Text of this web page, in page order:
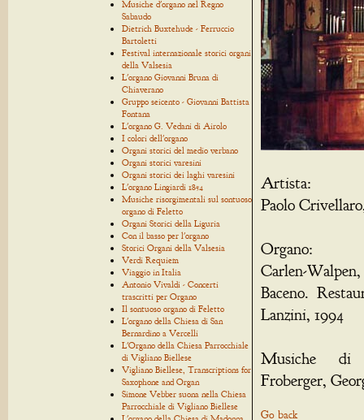
Musiche d'organo nel Regno
Sabaudo
Dietrich Buxtehude - Ferruccio
Bartoletti
Festival internazionale storici organi
della Valsesia
L'organo Giovanni Bruna di
Chiaverano
Gruppo seicento - Giovanni Battista
Fontana
L'organo G. Vedani di Airolo
I colori dell'organo
Organi storici del medio verbano
Organi storici varesini
Organi storici dei laghi varesini
L'organo Lingiardi 1854
Musiche risorgimentali sul sontuoso
organo di Feletto
Organi Storici della Liguria
Con il basso per l'organo
Storici Organi della Valsesia
Verdi Requiem
Viaggio in Italia
Antonio Vivaldi - Concerti
trascritti per Organo
Il sontuoso organo di Feletto
L'organo della Chiesa di San
Bernardino a Vercelli
L'Organo della Chiesa Parrocchiale
di Vigliano Biellese
Vigliano Biellese, Transcriptions for
Saxophone and Organ
Simone Vebber suona nella Chiesa
Parrocchiale di Vigliano Biellese
Artista:
Paolo
Organo:
Carlen-
Baceno.
Lanzini, 1994
Musiche di
Froberger,
Go back